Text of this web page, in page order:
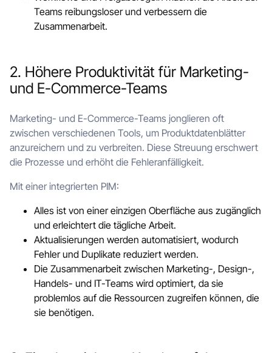
Teams reibungsloser und verbessern die
Zusammenarbeit.
2. Höhere Produktivität für Marketing-
und E-Commerce-Teams
Marketing- und E-Commerce-Teams jonglieren oft
zwischen verschiedenen Tools, um Produktdatenblätter
anzureichern und zu verbreiten. Diese Streuung erschwert
die Prozesse und erhöht die Fehleranfälligkeit.
Mit einer integrierten PIM:
Alles ist von einer einzigen Oberfläche aus zugänglich
und erleichtert die tägliche Arbeit.
Aktualisierungen werden automatisiert, wodurch
Fehler und Duplikate reduziert werden.
Die Zusammenarbeit zwischen Marketing-, Design-,
Handels- und IT-Teams wird optimiert, da sie
problemlos auf die Ressourcen zugreifen können, die
sie benötigen.